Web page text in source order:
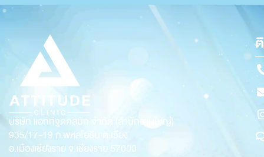
บริษัท แอททิจูดคลินิก จำกัด (สำนักงานใหญ่)
935/17-19 ถ.พหลโยธิน ต.เวียง
อ.เมืองเชียงราย จ.เชียงราย 57000